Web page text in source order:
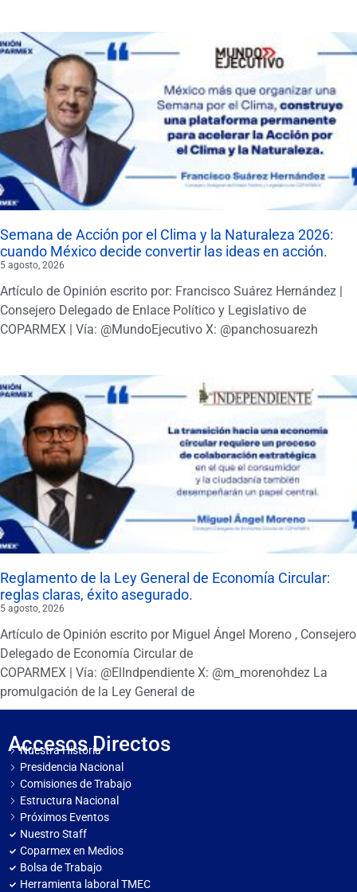
Semana de Acción por el Clima y la Naturaleza 2026:
cuando México decide convertir las ideas en acción.
5 agosto, 2026
Artículo de Opinión escrito por: Francisco Suárez Hernández |
Consejero Delegado de Enlace Político y Legislativo de
COPARMEX | Vía: @MundoEjecutivo X: @panchosuarezh
Reglamento de la Ley General de Economía Circular:
reglas claras, éxito asegurado.
5 agosto, 2026
Artículo de Opinión escrito por Miguel Ángel Moreno , Consejero
Delegado de Economía Circular de
COPARMEX | Vía: @ElIndpendiente X: @m_morenohdez La
promulgación de la Ley General de
Accesos Directos
Nuestra Historia
Presidencia Nacional
Comisiones de Trabajo
Estructura Nacional
Próximos Eventos
Nuestro Staff
Coparmex en Medios
Bolsa de Trabajo
Herramienta laboral TMEC